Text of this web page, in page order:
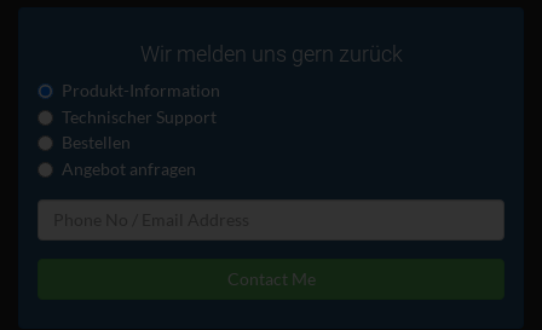
Wir melden uns gern zurück
Produkt-Information
Technischer Support
Bestellen
Angebot anfragen
Contact Me